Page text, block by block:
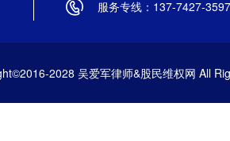
服务专线：137-7427-3597
2028 吴爱军律师&股民维权网 All